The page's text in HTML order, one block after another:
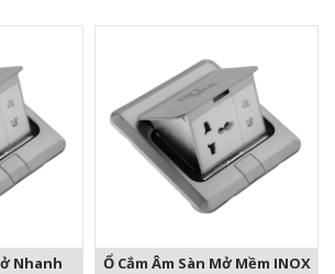
Nhanh
Ổ Cắm Âm Sàn Mở Mềm INOX